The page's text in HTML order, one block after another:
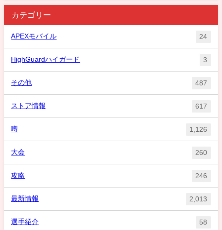
カテゴリー
APEXモバイル 24
HighGuardハイガード 3
その他 487
ストア情報 617
噂 1,126
大会 260
攻略 246
最新情報 2,013
選手紹介 58